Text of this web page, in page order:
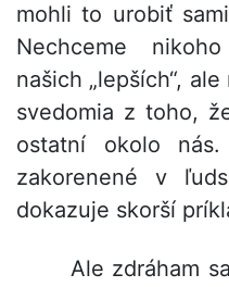
mohli to urobiť
Nechceme
našich „lepších“,
svedomia z toho,
ostatní okolo
zakorenené v
dokazuje skorší
Ale zdráham